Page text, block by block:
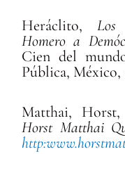
Heráclito,Los
Homero a
Cien del
Pública, México,
Matthai,
Horst Matthai